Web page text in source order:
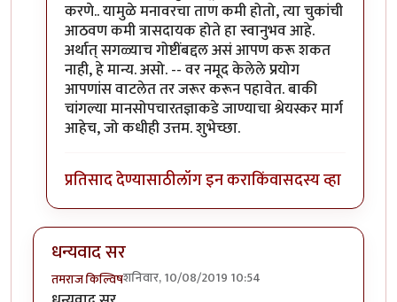
करणे.. यामुळे मनावरचा ताण कमी होतो, त्या चुकांची
आठवण कमी त्रासदायक होते हा स्वानुभव आहे.
अर्थात् सगळ्याच गोष्टींबद्दल असं आपण करू शकत
नाही, हे मान्य. असो. -- वर नमूद केलेले प्रयोग
आपणांस वाटलेत तर जरूर करून पहावेत. बाकी
चांगल्या मानसोपचारतज्ञाकडे जाण्याचा श्रेयस्कर मार्ग
आहेच, जो कधीही उत्तम. शुभेच्छा.
प्रतिसाद देण्यासाठीलॉग इन कराकिंवासदस्य व्हा
धन्यवाद सर
तमराज किल्विषशनिवार, 10/08/2019 10:54